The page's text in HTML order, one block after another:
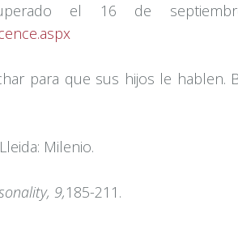
el 16 de
para que sus hijos le hablen.
Milenio.
9,185-211.